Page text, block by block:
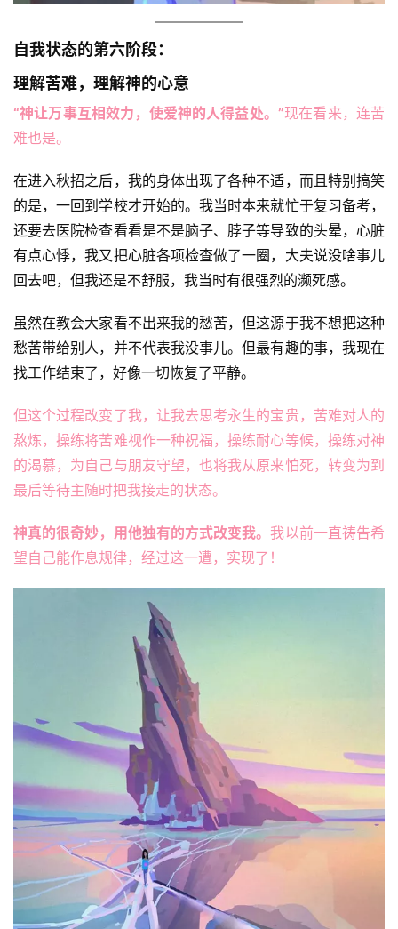
自我状态的第六阶段：
理解苦难，理解神的心意
“神让万事互相效力，使爱神的人得益处。”现在看来，连苦
难也是。
在进入秋招之后，我的身体出现了各种不适，而且特别搞笑
的是，一回到学校才开始的。我当时本来就忙于复习备考，
还要去医院检查看看是不是脑子、脖子等导致的头晕，心脏
有点心悸，我又把心脏各项检查做了一圈，大夫说没啥事儿
回去吧，但我还是不舒服，我当时有很强烈的濒死感。
虽然在教会大家看不出来我的愁苦，但这源于我不想把这种
愁苦带给别人，并不代表我没事儿。但最有趣的事，我现在
找工作结束了，好像一切恢复了平静。
但这个过程改变了我，让我去思考永生的宝贵，苦难对人的
熬炼，操练将苦难视作一种祝福，操练耐心等候，操练对神
的渴慕，为自己与朋友守望，也将我从原来怕死，转变为到
最后等待主随时把我接走的状态。
神真的很奇妙，用他独有的方式改变我。我以前一直祷告希
望自己能作息规律，经过这一遭，实现了！